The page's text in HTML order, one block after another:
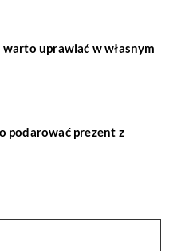
uprawiać w własnym
podarować prezent z